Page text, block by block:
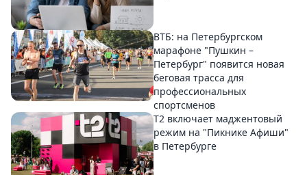
ВТБ: на Петербургском
марафоне "Пушкин –
Петербург" появится новая
беговая трасса для
профессиональных
спортсменов
Т2 включает маджентовый
режим на "Пикнике Афиши"
в Петербурге